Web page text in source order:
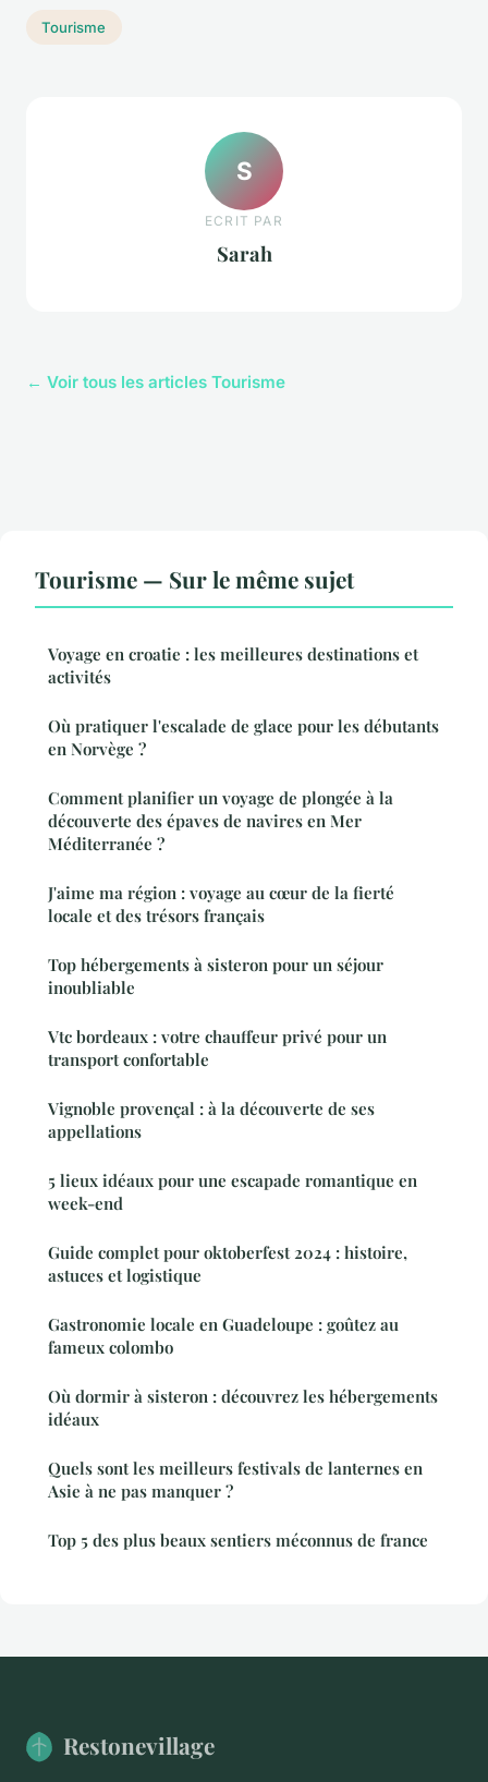
Tourisme
S
ECRIT PAR
Sarah
← Voir tous les articles Tourisme
Tourisme — Sur le même sujet
Voyage en croatie : les meilleures destinations et
activités
Où pratiquer l'escalade de glace pour les débutants
en Norvège ?
Comment planifier un voyage de plongée à la
découverte des épaves de navires en Mer
Méditerranée ?
J'aime ma région : voyage au cœur de la fierté
locale et des trésors français
Top hébergements à sisteron pour un séjour
inoubliable
Vtc bordeaux : votre chauffeur privé pour un
transport confortable
Vignoble provençal : à la découverte de ses
appellations
5 lieux idéaux pour une escapade romantique en
week-end
Guide complet pour oktoberfest 2024 : histoire,
astuces et logistique
Gastronomie locale en Guadeloupe : goûtez au
fameux colombo
Où dormir à sisteron : découvrez les hébergements
idéaux
Quels sont les meilleurs festivals de lanternes en
Asie à ne pas manquer ?
Top 5 des plus beaux sentiers méconnus de france
Restonevillage